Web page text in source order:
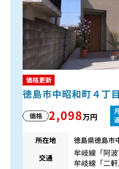
価格更新
徳島市中昭和町４丁
価格 2,098万円
所在地
徳島県徳島市
交通
牟岐線 「阿
牟岐線 「二